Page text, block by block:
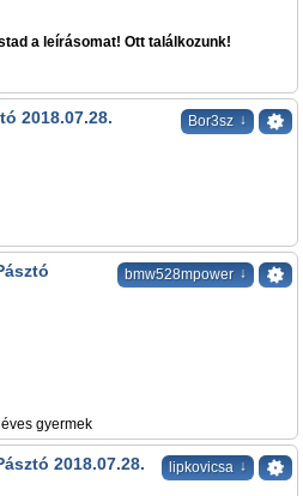
a leírásomat! Ott találkozunk!
Bor3sz ↓
2018.07.28.
bmw528mpower ↓
gyermek
lipkovicsa ↓
2018.07.28.